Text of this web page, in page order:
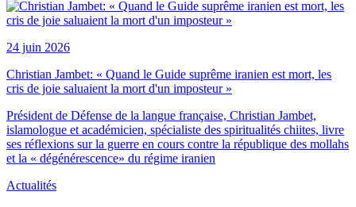
24 juin 2026
Christian Jambet: « Quand le Guide suprême iranien est mort, les
cris de joie saluaient la mort d'un imposteur »
Président de Défense de la langue française, Christian Jambet,
islamologue et académicien, spécialiste des spiritualités chiites, livre
ses réflexions sur la guerre en cours contre la république des mollahs
et la « dégénérescence» du régime iranien
Actualités